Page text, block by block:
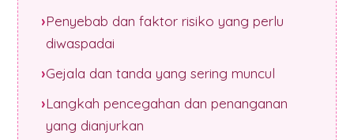
Penyebab dan faktor risiko yang perlu
diwaspadai
Gejala dan tanda yang sering muncul
Langkah pencegahan dan penanganan
yang dianjurkan